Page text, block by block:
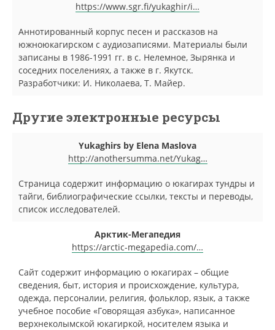
https://www.sgr.fi/yukaghir/i…
Аннотированный корпус песен и рассказов на
южноюкагирском с аудиозаписями. Материалы были
записаны в 1986-1991 гг. в с. Нелемное, Зырянка и
соседних поселениях, а также в г. Якутск.
Разработчики: И. Николаева, Т. Майер.
Другие электронные ресурсы
Yukaghirs by Elena Maslova
http://anothersumma.net/Yukag…
Страница содержит информацию о юкагирах тундры и
тайги, библиографические ссылки, тексты и переводы,
список исследователей.
Арктик-Мегапедия
https://arctic-megapedia.com/…
Сайт содержит информацию о юкагирах – общие
сведения, быт, история и происхождение, культура,
одежда, персоналии, религия, фольклор, язык, а также
учебное пособие «Говорящая азбука», написанное
верхнеколымской юкагиркой, носителем языка и